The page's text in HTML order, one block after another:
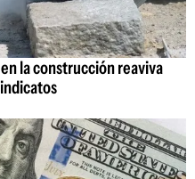
la construcción reaviva